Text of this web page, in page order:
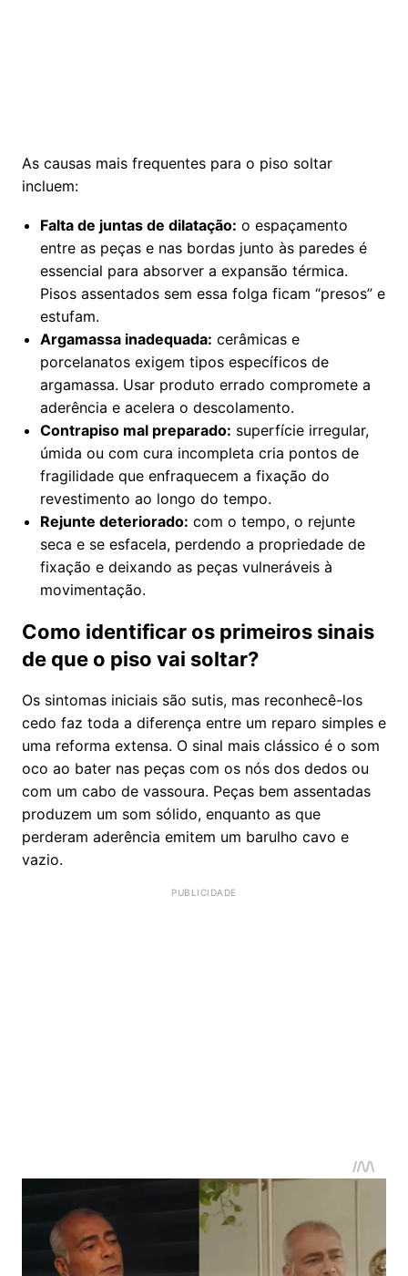
As causas mais frequentes para o piso soltar
incluem:
Falta de juntas de dilatação: o espaçamento
entre as peças e nas bordas junto às paredes é
essencial para absorver a expansão térmica.
Pisos assentados sem essa folga ficam “presos” e
estufam.
Argamassa inadequada: cerâmicas e
porcelanatos exigem tipos específicos de
argamassa. Usar produto errado compromete a
aderência e acelera o descolamento.
Contrapiso mal preparado: superfície irregular,
úmida ou com cura incompleta cria pontos de
fragilidade que enfraquecem a fixação do
revestimento ao longo do tempo.
Rejunte deteriorado: com o tempo, o rejunte
seca e se esfacela, perdendo a propriedade de
fixação e deixando as peças vulneráveis à
movimentação.
Como identificar os primeiros sinais
de que o piso vai soltar?
Os sintomas iniciais são sutis, mas reconhecê-los
cedo faz toda a diferença entre um reparo simples e
uma reforma extensa. O sinal mais clássico é o som
oco ao bater nas peças com os nós dos dedos ou
com um cabo de vassoura. Peças bem assentadas
produzem um som sólido, enquanto as que
perderam aderência emitem um barulho cavo e
vazio.